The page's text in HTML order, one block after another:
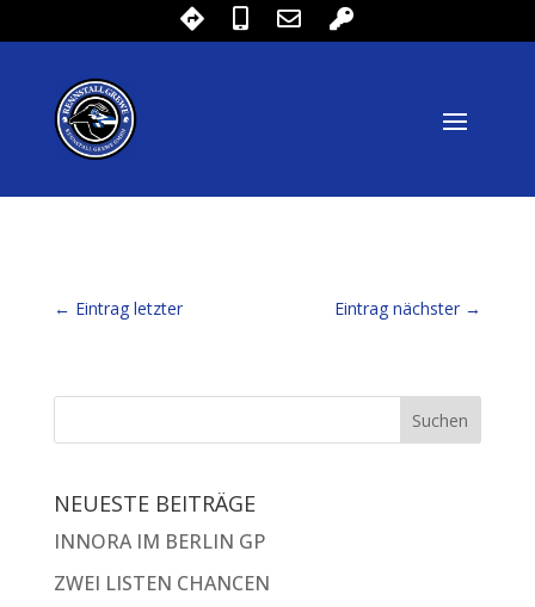
← Eintrag letzter Eintrag nächster →
NEUESTE BEITRÄGE
INNORA IM BERLIN GP
ZWEI LISTEN CHANCEN